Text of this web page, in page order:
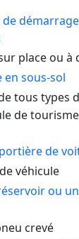
de
place ou à
en sous-sol
tous types
de
de
véhicule
ou
crevé